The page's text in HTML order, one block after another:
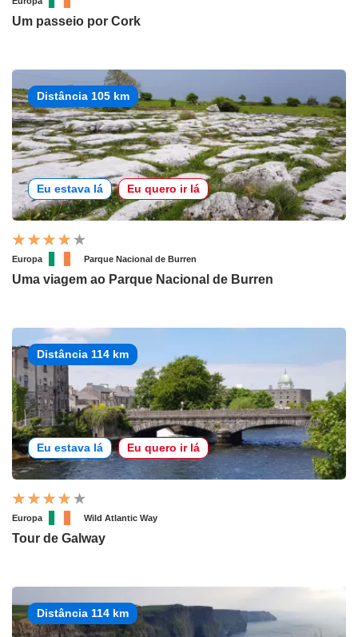
Um passeio por Cork
Distância 105 km
Eu estava lá Eu quero ir lá
Europa Parque Nacional de Burren
Uma viagem ao Parque Nacional de Burren
Distância 114 km
Eu estava lá Eu quero ir lá
Europa Wild Atlantic Way
Tour de Galway
Distância 114 km